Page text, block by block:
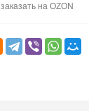
заказать на OZON